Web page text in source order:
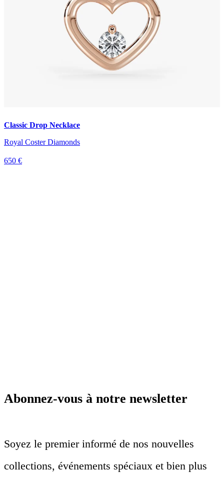
Classic Drop Necklace
Royal Coster Diamonds
650 €
Abonnez-vous à notre newsletter
Soyez le premier informé de nos nouvelles
collections, événements spéciaux et bien plus